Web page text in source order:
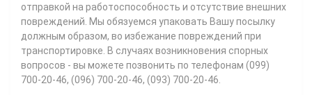
отправкой на работоспособность и отсутствие внешних
повреждений. Мы обязуемся упаковать Вашу посылку
должным образом, во избежание повреждений при
транспортировке. В случаях возникновения спорных
вопросов - вы можете позвонить по телефонам (099)
700-20-46, (096) 700-20-46, (093) 700-20-46.